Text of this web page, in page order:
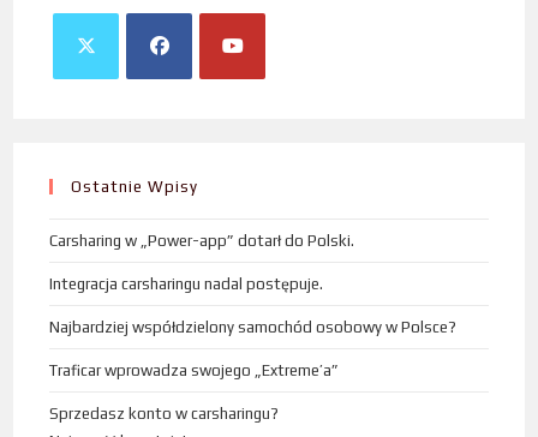
Ostatnie Wpisy
Carsharing w „Power-app” dotarł do Polski.
Integracja carsharingu nadal postępuje.
Najbardziej współdzielony samochód osobowy w Polsce?
Traficar wprowadza swojego „Extreme’a”
Sprzedasz konto w carsharingu?